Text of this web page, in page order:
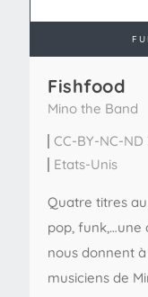
Fishfood
Mino the Band
CC-BY-NC-ND
Etats-Unis
Quatre titres
pop, funk,…une
nous donnent
musiciens de